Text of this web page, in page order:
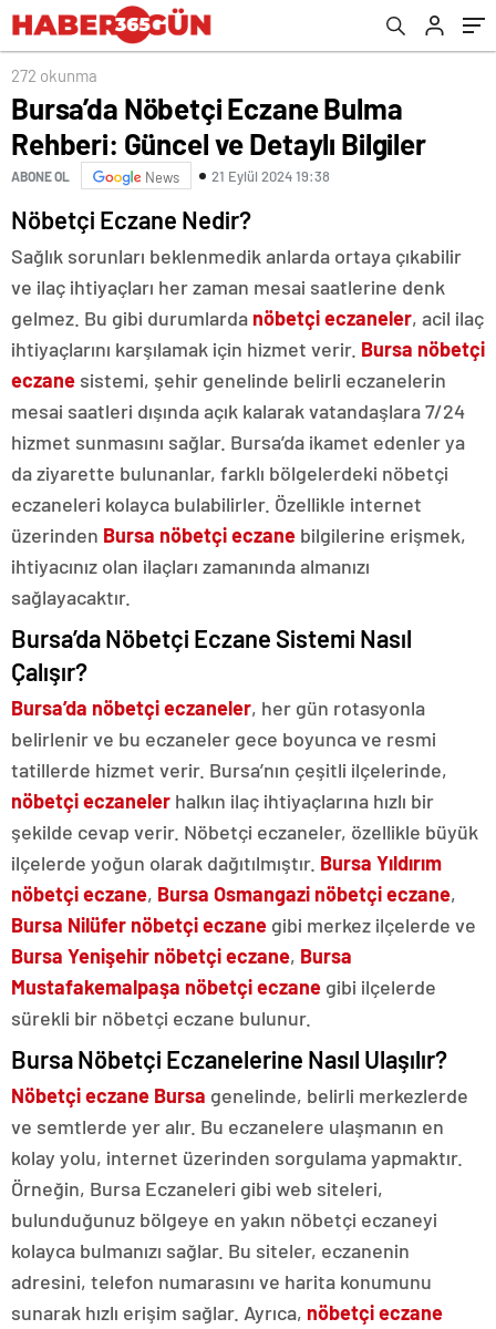
272 okunma
Bursa’da Nöbetçi Eczane Bulma
Rehberi: Güncel ve Detaylı Bilgiler
ABONE OL News 21 Eylül 2024 19:38
Nöbetçi Eczane Nedir?
Sağlık sorunları beklenmedik anlarda ortaya çıkabilir
ve ilaç ihtiyaçları her zaman mesai saatlerine denk
gelmez. Bu gibi durumlarda nöbetçi eczaneler, acil ilaç
ihtiyaçlarını karşılamak için hizmet verir. Bursa nöbetçi
eczane sistemi, şehir genelinde belirli eczanelerin
mesai saatleri dışında açık kalarak vatandaşlara 7/24
hizmet sunmasını sağlar. Bursa’da ikamet edenler ya
da ziyarette bulunanlar, farklı bölgelerdeki nöbetçi
eczaneleri kolayca bulabilirler. Özellikle internet
üzerinden Bursa nöbetçi eczane bilgilerine erişmek,
ihtiyacınız olan ilaçları zamanında almanızı
sağlayacaktır.
Bursa’da Nöbetçi Eczane Sistemi Nasıl
Çalışır?
Bursa’da nöbetçi eczaneler, her gün rotasyonla
belirlenir ve bu eczaneler gece boyunca ve resmi
tatillerde hizmet verir. Bursa’nın çeşitli ilçelerinde,
nöbetçi eczaneler halkın ilaç ihtiyaçlarına hızlı bir
şekilde cevap verir. Nöbetçi eczaneler, özellikle büyük
ilçelerde yoğun olarak dağıtılmıştır. Bursa Yıldırım
nöbetçi eczane, Bursa Osmangazi nöbetçi eczane,
Bursa Nilüfer nöbetçi eczane gibi merkez ilçelerde ve
Bursa Yenişehir nöbetçi eczane, Bursa
Mustafakemalpaşa nöbetçi eczane gibi ilçelerde
sürekli bir nöbetçi eczane bulunur.
Bursa Nöbetçi Eczanelerine Nasıl Ulaşılır?
Nöbetçi eczane Bursa genelinde, belirli merkezlerde
ve semtlerde yer alır. Bu eczanelere ulaşmanın en
kolay yolu, internet üzerinden sorgulama yapmaktır.
Örneğin, Bursa Eczaneleri gibi web siteleri,
bulunduğunuz bölgeye en yakın nöbetçi eczaneyi
kolayca bulmanızı sağlar. Bu siteler, eczanenin
adresini, telefon numarasını ve harita konumunu
sunarak hızlı erişim sağlar. Ayrıca, nöbetçi eczane